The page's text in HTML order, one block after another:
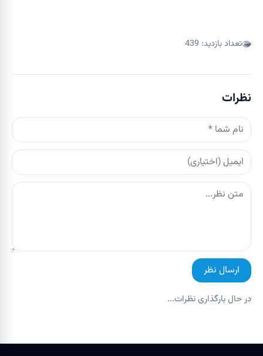
تعداد بازدید: 439
نظرات
ارسال نظر
در حال بارگذاری نظرات...